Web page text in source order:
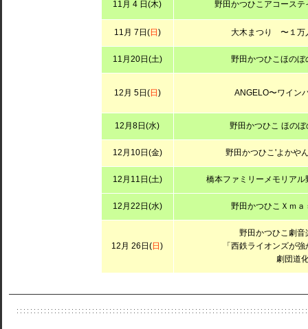
11月 4 日(木) 野田かつひこアコーステ
11月 7日(日 ) 大木まつり 〜１万
11月20日(土) 野田かつひこほのぼ
12月 5日(日 ) ANGELO〜ワイン
12月8日(水) 野田かつひこ ほの
12月10日(金) 野田かつひこ'よかや
12月11日(土) 橋本ファミリーメモリア
12月22日(水) 野田かつひこＸｍａ
12月 26日(日 )
野田かつひこ劇音
「西鉄ライオンズが強
劇団道